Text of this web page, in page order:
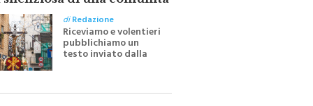
diRedazione
Riceviamo e volentieri
pubblichiamo un
testo inviato dalla
scrittrice monrealese
Festa del Santissimo